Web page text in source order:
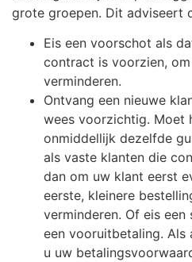
grote groepen. Dit adviseert
Eis een voorschot als
contract is voorzien, om
verminderen.
Ontvang een nieuwe
wees voorzichtig. Moet
onmiddellijk dezelfde
als vaste klanten die
dan om uw klant eerst
eerste, kleinere
verminderen. Of eis
een vooruitbetaling.
u uw